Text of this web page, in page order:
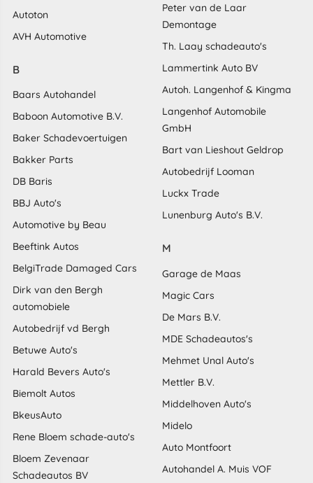
Autoton
AVH Automotive
B
Baars Autohandel
Baboon Automotive B.V.
Baker Schadevoertuigen
Bakker Parts
DB Baris
BBJ Auto's
Automotive by Beau
Beeftink Autos
BelgiTrade Damaged Cars
Dirk van den Bergh
automobiele
Autobedrijf vd Bergh
Betuwe Auto's
Harald Bevers Auto's
Biemolt Autos
BkeusAuto
Rene Bloem schade-auto's
Bloem Zevenaar
Schadeautos BV
Peter van de Laar
Demontage
Th. Laay schadeauto's
Lammertink Auto BV
Autoh. Langenhof & Kingma
Langenhof Automobile
GmbH
Bart van Lieshout Geldrop
Autobedrijf Looman
Luckx Trade
Lunenburg Auto's B.V.
M
Garage de Maas
Magic Cars
De Mars B.V.
MDE Schadeautos's
Mehmet Unal Auto's
Mettler B.V.
Middelhoven Auto's
Midelo
Auto Montfoort
Autohandel A. Muis VOF